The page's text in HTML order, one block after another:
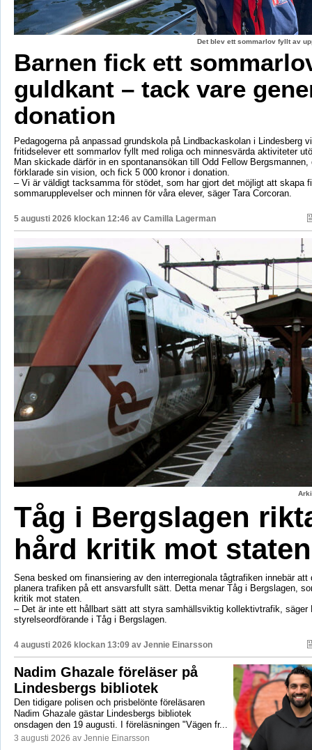
Det blev ett sommarlov fyllt av
Barnen fick ett
guldkant – tack vare
donation
Pedagogerna på anpassad grundskola på Lindbackaskolan i Lindesberg
fritidselever ett sommarlov fyllt med roliga och minnesvärda aktiviteter
Man skickade därför in en spontanansökan till Odd Fellow Bergsmannen,
förklarade sin vision, och fick 5 000 kronor i donation.
– Vi är väldigt tacksamma för stödet, som har gjort det möjligt att skapa
sommarupplevelser och minnen för våra elever, säger Tara Corcoran.
5 augusti 2026 klockan 12:46 av Camilla Lagerman
Tåg i Bergslagen
hård kritik mot staten
Sena besked om finansiering av den interregionala tågtrafiken innebär att
planera trafiken på ett ansvarsfullt sätt. Detta menar Tåg i Bergslagen,
kritik mot staten.
– Det är inte ett hållbart sätt att styra samhällsviktig kollektivtrafik, säger
styrelseordförande i Tåg i Bergslagen.
4 augusti 2026 klockan 13:09 av Jennie Einarsson
Nadim Ghazale föreläser på
Lindesbergs bibliotek
Den tidigare polisen och prisbelönte föreläsaren
Nadim Ghazale gästar Lindesbergs bibliotek
onsdagen den 19 augusti. I föreläsningen "Vägen fr...
3 augusti 2026 av Jennie Einarsson